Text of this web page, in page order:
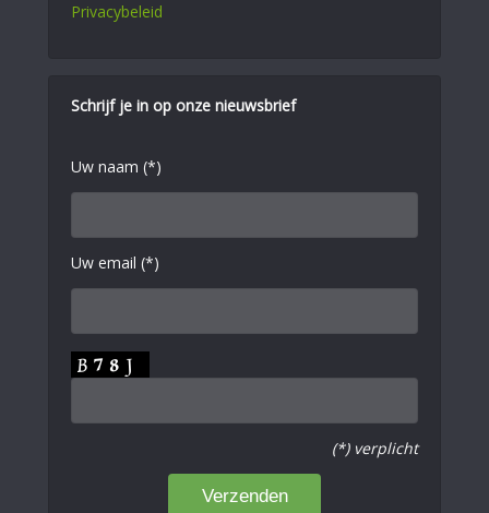
Privacybeleid
Schrijf je in op onze nieuwsbrief
Uw naam (*)
Uw email (*)
(*) verplicht